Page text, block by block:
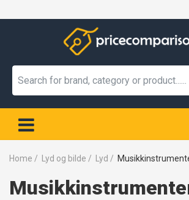
Home / Lyd og bilde / Lyd /